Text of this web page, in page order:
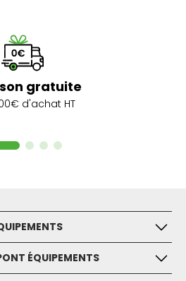
gratuite
d'achat HT
ÉQUIPEMENTS